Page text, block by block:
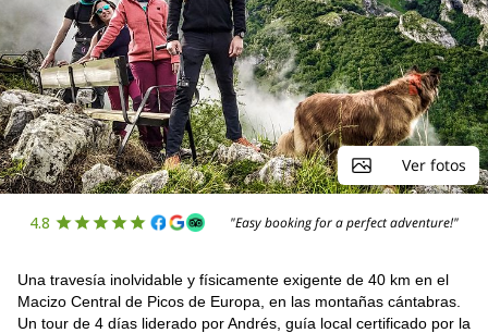
Ver fotos
4.8 "Easy booking for a perfect adventure!"
Una travesía inolvidable y físicamente exigente de 40 km en el
Macizo Central de Picos de Europa, en las montañas cántabras.
Un tour de 4 días liderado por Andrés, guía local certificado por la